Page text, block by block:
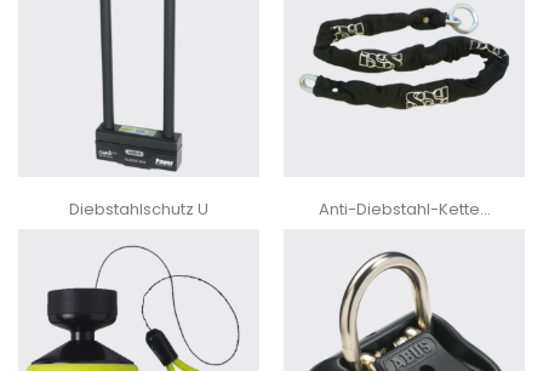
Diebstahlschutz U Anti-Diebstahl-Kette...